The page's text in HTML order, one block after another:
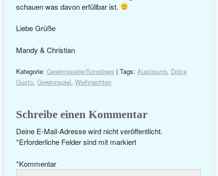
schauen was davon erfüllbar ist.
Liebe Grüße
Mandy & Christian
Kategorie: Gewinnspiele/Sonstiges | Tags: Auslosung, Dolce
Gusto, Gewinnspiel, Weihnachten
Schreibe einen Kommentar
Deine E-Mail-Adresse wird nicht veröffentlicht.
Erforderliche Felder sind mit
* markiert
Kommentar
*